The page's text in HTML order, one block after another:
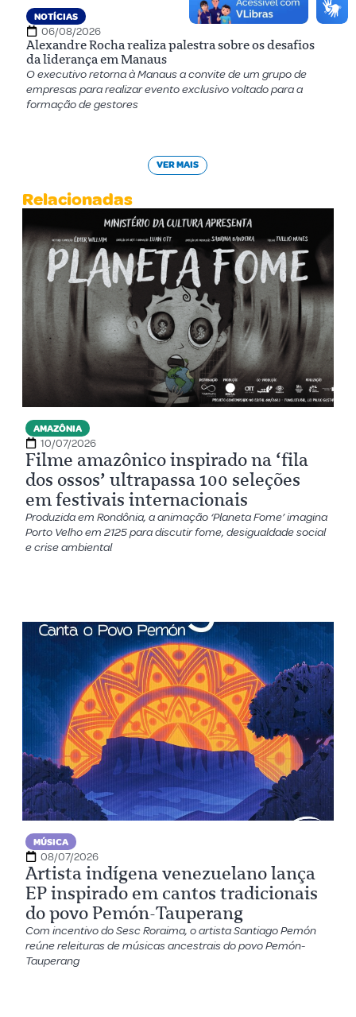
NOTÍCIAS
06/08/2026
Alexandre Rocha realiza palestra sobre os desafios
da liderança em Manaus
O executivo retorna à Manaus a convite de um grupo de
empresas para realizar evento exclusivo voltado para a
formação de gestores
VER MAIS
Relacionadas
AMAZÔNIA
10/07/2026
Filme amazônico inspirado na ‘fila
dos ossos’ ultrapassa 100 seleções
em festivais internacionais
Produzida em Rondônia, a animação ‘Planeta Fome’ imagina
Porto Velho em 2125 para discutir fome, desigualdade social
e crise ambiental
MÚSICA
08/07/2026
Artista indígena venezuelano lança
EP inspirado em cantos tradicionais
do povo Pemón-Tauperang
Com incentivo do Sesc Roraima, o artista Santiago Pemón
reúne releituras de músicas ancestrais do povo Pemón-
Tauperang